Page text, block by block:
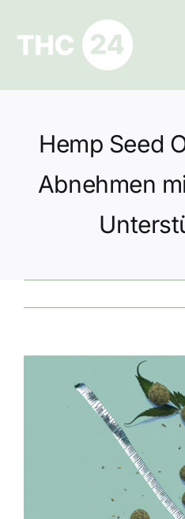
springen
Ratgeber
Hilfe und Kontakt
Datenschutz
Hemp Seed
Abnehmen
grösseres